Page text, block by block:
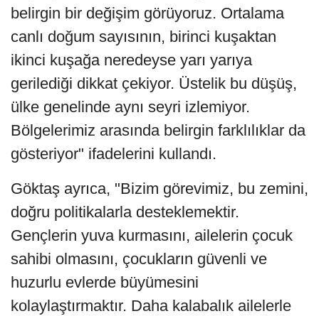
belirgin bir değişim görüyoruz. Ortalama
canlı doğum sayısının, birinci kuşaktan
ikinci kuşağa neredeyse yarı yarıya
gerilediği dikkat çekiyor. Üstelik bu düşüş,
ülke genelinde aynı seyri izlemiyor.
Bölgelerimiz arasında belirgin farklılıklar da
gösteriyor" ifadelerini kullandı.
Göktaş ayrıca, "Bizim görevimiz, bu zemini,
doğru politikalarla desteklemektir.
Gençlerin yuva kurmasını, ailelerin çocuk
sahibi olmasını, çocukların güvenli ve
huzurlu evlerde büyümesini
kolaylaştırmaktır. Daha kalabalık ailelerle